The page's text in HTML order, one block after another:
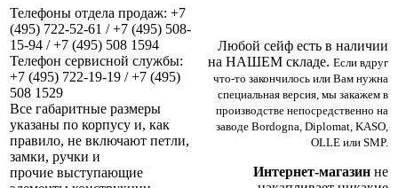
Телефоны отдела продаж: +7
(495) 722-52-61 / +7 (495) 508-
15-94 / +7 (495) 508 1594
Телефон сервисной службы:
+7 (495) 722-19-19 / +7 (495)
508 1529
Все габаритные размеры
указаны по корпусу и, как
правило, не включают петли,
замки, ручки и
прочие выступающие
Любой сейф есть в наличии
на НАШЕМ складе. Если вдруг
что-то закончилось или Вам нужна
специальная версия, мы закажем в
производстве непосредственно на
заводе Bordogna, Diplomat, KASO,
OLLE или SMP.
Интернет-магазин не